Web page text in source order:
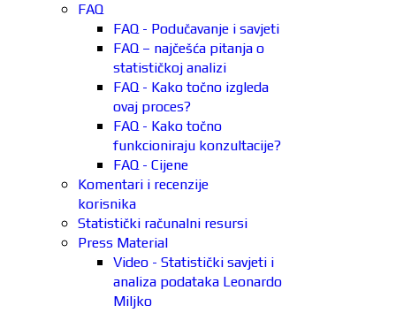
FAQ
FAQ - Podučavanje i savjeti
FAQ – najčešća pitanja o
statističkoj analizi
FAQ - Kako točno izgleda
ovaj proces?
FAQ - Kako točno
funkcioniraju konzultacije?
FAQ - Cijene
Komentari i recenzije
korisnika
Statistički računalni resursi
Press Material
Video - Statistički savjeti i
analiza podataka Leonardo
Miljko